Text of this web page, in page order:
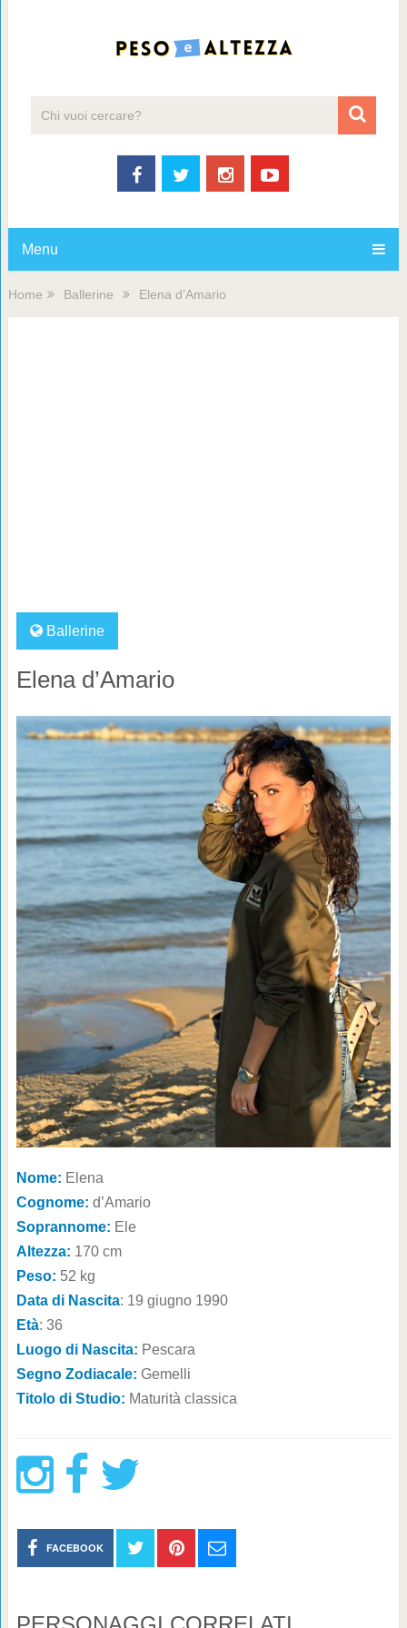
Menu
Home Ballerine Elena d’Amario
Ballerine
Elena d’Amario
Nome: Elena
Cognome: d’Amario
Soprannome: Ele
Altezza: 170 cm
Peso: 52 kg
Data di Nascita: 19 giugno 1990
Età: 36
Luogo di Nascita: Pescara
Segno Zodiacale: Gemelli
Titolo di Studio: Maturità classica
FACEBOOK